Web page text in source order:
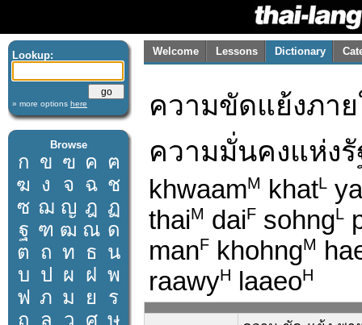
Lookup:
» more options here
Browse
ก ข ฃ ค ฅ
ฆ ง จ ฉ ช
ซ ฌ ญ ฎ ฏ
ฐ ฑ ฒ ณ ด
ต ถ ท ธ น
บ ป ผ ฝ พ
ฟ ภ ม ย
ร
ฤ
ล ว ศ ษ
Welcome Lessons Dictionary
ความขัดแย้งภาย
ความมั่นคงแห่งรั
khwaamM khatL
thaiM daiF sohngL
manF khohngM
raawyH laaeoH